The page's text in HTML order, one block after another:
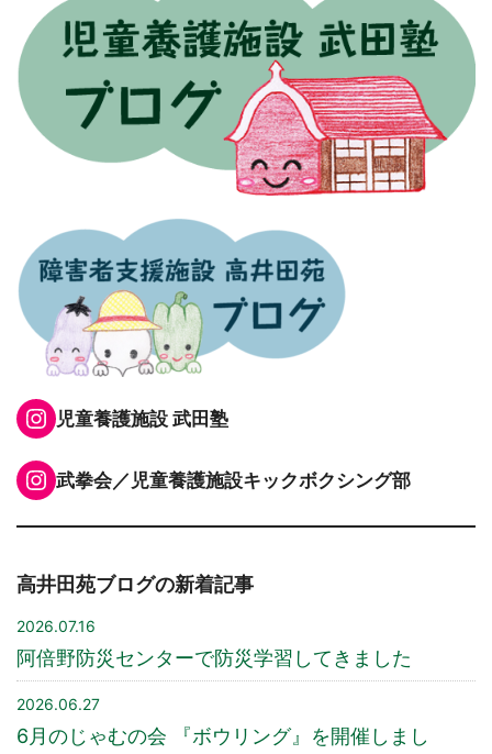
Instagram
児童養護施設 武田塾
Instagram
武拳会／児童養護施設キックボクシング部
高井田苑ブログの新着記事
2026.07.16
阿倍野防災センターで防災学習してきました
2026.06.27
6月のじゃむの会 『ボウリング』を開催しまし